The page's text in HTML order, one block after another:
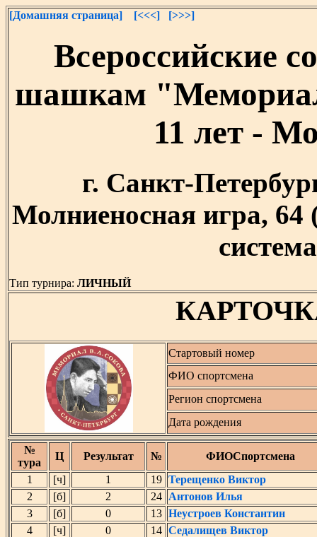
[Домашняя страница] [<<<] [>>>]
Всероссийские
шашкам
11 лет -
г. Санкт-
Молниеносная игра,
Тип турнира: ЛИЧНЫЙ
Стартовый номер
ФИО спортсмена
Регион спортсмена
Дата рождения
№
тура
Ц Результат №
ФИОСпортсмена
1
[ч] 1 19 Терещенко Виктор
2
[б] 2 24
Антонов Илья
3
[б] 0 13 Неустроев Константин
4
[ч] 0 14 Седалищев Виктор